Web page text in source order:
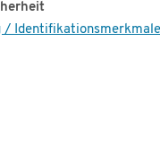
/ Identifikationsmerkmale